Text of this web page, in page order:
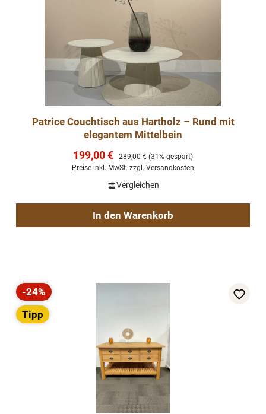
Patrice Couchtisch aus Hartholz – Rund mit
elegantem Mittelbein
Verkaufspreis:
199,00 € Regulärer Preis:
289,00 € (31% gespart)
Preise inkl. MwSt. zzgl. Versandkosten
Vergleichen
In den Warenkorb
Rabatt
-24%
Tipp